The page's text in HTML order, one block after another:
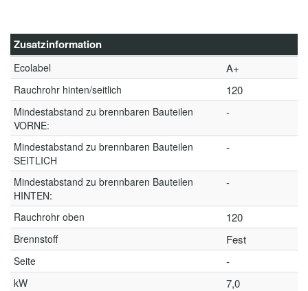
Zusatzinformation
Ecolabel A+
Rauchrohr hinten/seitlich 120
Mindestabstand zu brennbaren Bauteilen
VORNE:
-
Mindestabstand zu brennbaren Bauteilen
SEITLICH
-
Mindestabstand zu brennbaren Bauteilen
HINTEN:
-
Rauchrohr oben 120
Brennstoff Fest
Seite -
kW 7,0